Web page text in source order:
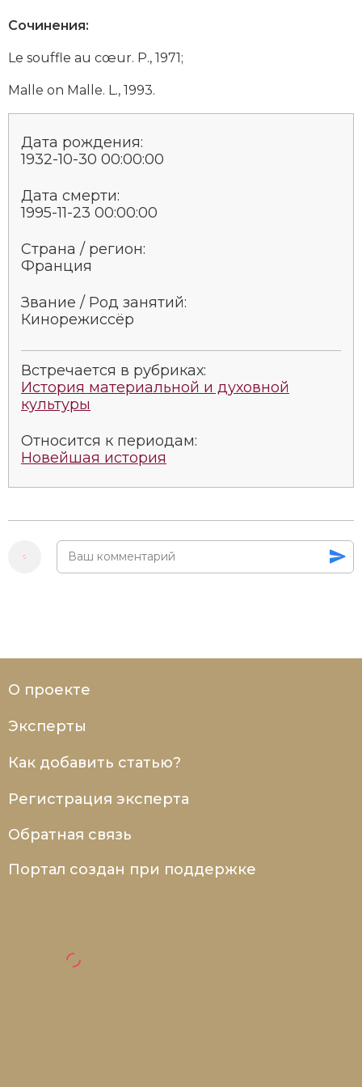
Сочинения:
Le souffle au cœur. P., 1971;
Malle on Malle. L., 1993.
Дата рождения:
1932-10-30 00:00:00
Дата смерти:
1995-11-23 00:00:00
Страна / регион:
Франция
Звание / Род занятий:
Кино­ре­жис­сёр
Встречается в рубриках:
История материальной и духовной
культуры
Относится к периодам:
Новейшая история
О проекте
Эксперты
Как добавить статью?
Регистрация эксперта
Обратная связь
Портал создан при поддержке